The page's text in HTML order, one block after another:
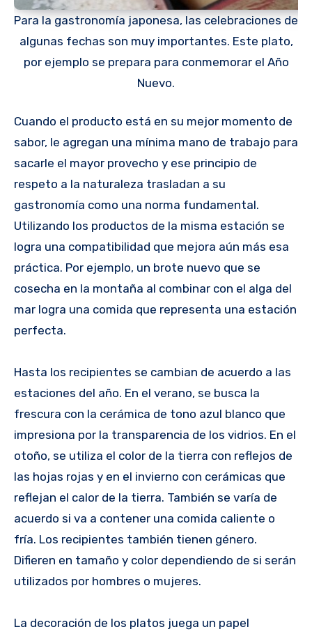
Para la gastronomía japonesa, las celebraciones de
algunas fechas son muy importantes. Este plato,
por ejemplo se prepara para conmemorar el Año
Nuevo.
Cuando el producto está en su mejor momento de
sabor, le agregan una mínima mano de trabajo para
sacarle el mayor provecho y ese principio de
respeto a la naturaleza trasladan a su
gastronomía como una norma fundamental.
Utilizando los productos de la misma estación se
logra una compatibilidad que mejora aún más esa
práctica. Por ejemplo, un brote nuevo que se
cosecha en la montaña al combinar con el alga del
mar logra una comida que representa una estación
perfecta.
Hasta los recipientes se cambian de acuerdo a las
estaciones del año. En el verano, se busca la
frescura con la cerámica de tono azul blanco que
impresiona por la transparencia de los vidrios. En el
otoño, se utiliza el color de la tierra con reflejos de
las hojas rojas y en el invierno con cerámicas que
reflejan el calor de la tierra. También se varía de
acuerdo si va a contener una comida caliente o
fría. Los recipientes también tienen género.
Difieren en tamaño y color dependiendo de si serán
utilizados por hombres o mujeres.
La decoración de los platos juega un papel